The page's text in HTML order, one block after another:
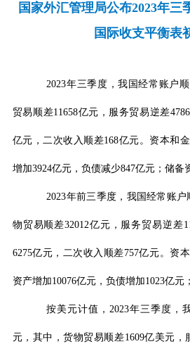
国家外汇管理局公布2023年三
国际收支平衡表
2023年三季度，我国经常账户
贸易顺差11658亿元，服务贸易逆差4786
亿元，二次收入顺差168亿元。资本和
增加3924亿元，负债减少847亿元；储备
2023年前三季度，我国经常账户
物贸易顺差32012亿元，服务贸易逆差
6275亿元，二次收入顺差757亿元。资
资产增加10076亿元，负债增加1023亿元
按美元计值， 2023年三季度，
元，其中，货物贸易顺差1609亿美元，